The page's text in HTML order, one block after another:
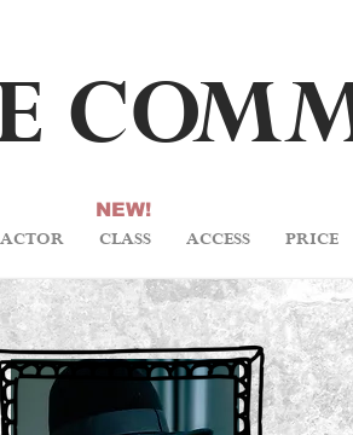
COM
CLASS ACCESS PRICE
NEW!